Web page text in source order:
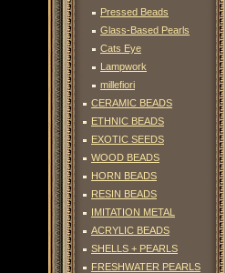
Pressed Beads
Glass-Based Pearls
Cats Eye
Lampwork
millefiori
CERAMIC BEADS
ETHNIC BEADS
EXOTIC SEEDS
WOOD BEADS
HORN BEADS
RESIN BEADS
IMITATION METAL
ACRYLIC BEADS
SHELLS + PEARLS
FRESHWATER PEARLS